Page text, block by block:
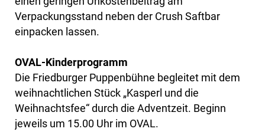
Verpackungsstand neben der Crush Saftbar
einpacken lassen.
OVAL-Kinderprogramm
Die Friedburger Puppenbühne begleitet mit dem
weihnachtlichen Stück „Kasperl und die
Weihnachtsfee“ durch die Adventzeit. Beginn
jeweils um 15.00 Uhr im OVAL.